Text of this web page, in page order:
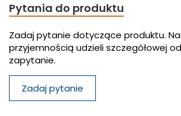
Pytania do produktu
Zadaj pytanie dotyczące produktu.
przyjemnością udzieli szczegółowej
zapytanie.
Zadaj pytanie